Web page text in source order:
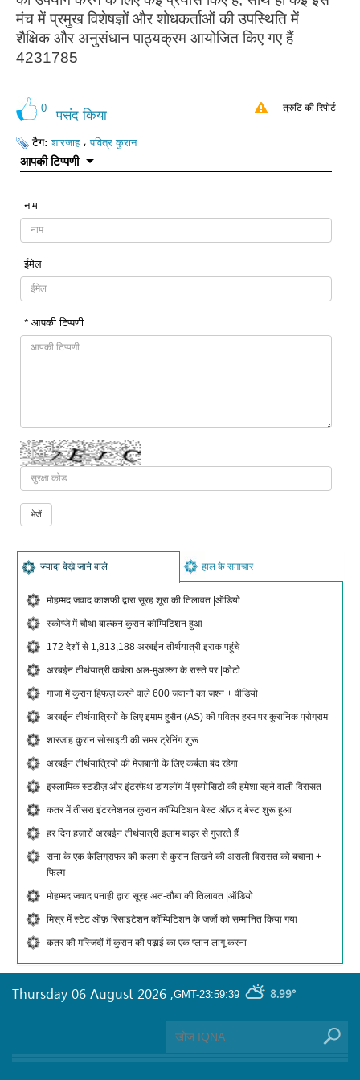
मंच में प्रमुख विशेषज्ञों और शोधकर्ताओं की उपस्थिति में
शैक्षिक और अनुसंधान पाठ्यक्रम आयोजित किए गए हैं
4231785
0 पसंद किया त्रुटि की रिपोर्ट
टैग:शारजाह،पवित्र कुरान
आपकी टिप्पणी
नाम
ईमेल
* आपकी टिप्पणी
ज्यादा देख़े जाने वाले हाल के समाचार
मोहम्मद जवाद काशफी द्वारा सूरह शूरा की तिलावत |ऑडियो
स्कोप्जे में चौथा बाल्कन कुरान कॉम्पिटिशन हुआ
172 देशों से 1,813,188 अरबईन तीर्थयात्री इराक पहुंचे
अरबईन तीर्थयात्री कर्बला अल-मुअल्ला के रास्ते पर |फोटो
गाजा में कुरान हिफज़ करने वाले 600 जवानों का जश्न + वीडियो
अरबईन तीर्थयात्रियों के लिए इमाम हुसैन (AS) की पवित्र हरम पर कुरानिक प्रोग्राम
शारजाह कुरान सोसाइटी की समर ट्रेनिंग शुरू
अरबईन तीर्थयात्रियों की मेज़बानी के लिए कर्बला बंद रहेगा
इस्लामिक स्टडीज़ और इंटरफेथ डायलॉग में एस्पोसिटो की हमेशा रहने वाली विरासत
कतर में तीसरा इंटरनेशनल कुरान कॉम्पिटिशन बेस्ट ऑफ़ द बेस्ट शुरू हुआ
हर दिन हज़ारों अरबईन तीर्थयात्री इलाम बाड़र से गुज़रते हैं
सना के एक कैलिग्राफर की कलम से कुरान लिखने की असली विरासत को बचाना +
फिल्म
मोहम्मद जवाद पनाही द्वारा सूरह अत-तौबा की तिलावत |ऑडियो
मिस्र में स्टेट ऑफ़ रिसाइटेशन कॉम्पिटिशन के जजों को सम्मानित किया गया
कतर की मस्जिदों में कुरान की पढ़ाई का एक प्लान लागू करना
GMT-23:59:39 8.99°
Thursday 06 August 2026 ,